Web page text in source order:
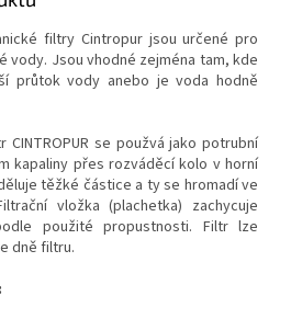
filtry Cintropur jsou určené pro
Jsou vhodné zejména tam, kde
průtok vody anebo je voda hodně
se použvá jako potrubní
kapaliny přes rozváděcí kolo v horní
těžké částice a ty se hromadí ve
vložka (plachetka) zachycuje
použité propustnosti. Filtr lze
dně filtru.